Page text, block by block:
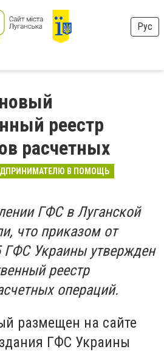
Рус
реестр
расчетных
В ПОМОЩЬ
ГФС в Луганской
что приказом от
Украины утвержден
реестр
операций.
размещен на сайте
ГФС Украины